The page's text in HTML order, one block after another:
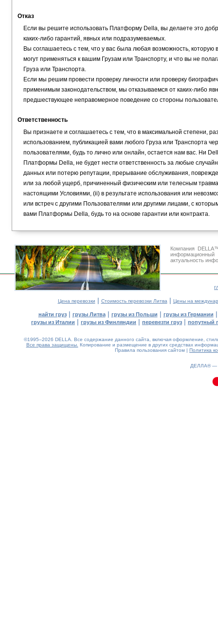
Отказ
Если вы решите использовать Платформу Della, вы делаете это
каких-либо гарантий, явных или подразумеваемых.
Вы соглашаетесь с тем, что у вас была любая возможность,
могут применяться к вашим Грузам или Транспорту, и что вы не
Груза или Транспорта.
Если мы решим провести проверку личности или проверку
применимым законодательством, мы отказываемся от каких-либо
предшествующее неправомерное поведение со стороны
Ответственность
Вы признаете и соглашаетесь с тем, что в максимальной степени,
использованием, публикацией вами любого Груза или Транспорта
пользователями, будь то лично или онлайн, остается нам вас. Ни
Платформы Della, не будет нести ответственность за любые
данных или потерю репутации, прерывание обслуживания,
или за любой ущерб, причиненный физическим или телесным
настоящими Условиями, (ii) в результате использования или
или встреч с другими Пользователями или другими лицами, с
вами Платформы Della, будь то на основе гарантии или контракта.
Компания
актуальность
Цена перевозки | Стоимость перевозки Литва | Цены на
найти груз| грузы Литва| грузы из Польши | грузы из Германии
грузы из Италии | грузы из Финляндии | перевезти груз | попутный
©1995–2026 DELLA. Все содержание данного сайта, включая оформление,
Все права защищены. Копирование и размещение в других средствах
Правила пользования сайтом | Политика
ДЕЛЛА® —